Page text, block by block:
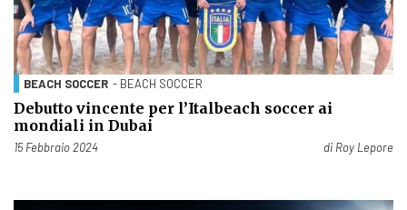
BEACH SOCCER - BEACH SOCCER
Debutto vincente per l’Italbeach soccer ai
mondiali in Dubai
Pubblicato il
15 Febbraio 2024 di Roy Lepore